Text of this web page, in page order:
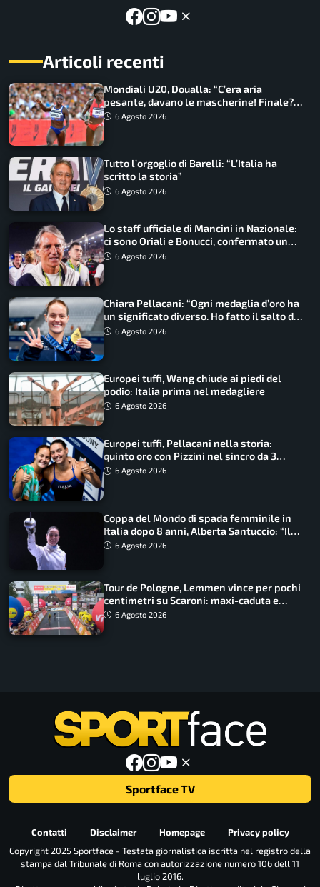
Articoli recenti
Mondiali U20, Doualla: “C’era aria
pesante, davano le mascherine! Finale?
Non ho nulla da perdere”
6 Agosto 2026
Tutto l’orgoglio di Barelli: “L’Italia ha
scritto la storia”
6 Agosto 2026
Lo staff ufficiale di Mancini in Nazionale:
ci sono Oriali e Bonucci, confermato un
ritorno
6 Agosto 2026
Chiara Pellacani: “Ogni medaglia d’oro ha
un significato diverso. Ho fatto il salto di
qualità”
6 Agosto 2026
Europei tuffi, Wang chiude ai piedi del
podio: Italia prima nel medagliere
6 Agosto 2026
Europei tuffi, Pellacani nella storia:
quinto oro con Pizzini nel sincro da 3
metri
6 Agosto 2026
Coppa del Mondo di spada femminile in
Italia dopo 8 anni, Alberta Santuccio: “Il
lavoro dà sempre i suoi frutti”
6 Agosto 2026
Tour de Pologne, Lemmen vince per pochi
centimetri su Scaroni: maxi-caduta e
tappa accorciata
6 Agosto 2026
Sportface TV
Contatti Disclaimer Homepage
Privacy policy
Copyright 2025 Sportface - Testata giornalistica iscritta nel registro della
stampa dal Tribunale di Roma con autorizzazione numero 106 dell’11
luglio 2016.